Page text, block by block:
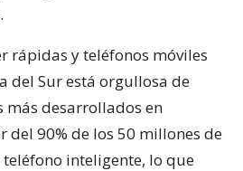
rápidas y teléfonos móviles
del Sur está orgullosa de
más desarrollados en
del 90% de los 50 millones de
inteligente, lo que